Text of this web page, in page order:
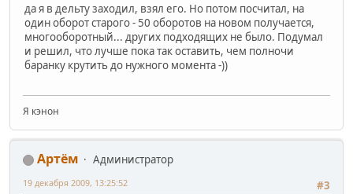
да я в дельту заходил, взял его. Но потом посчитал, на
один оборот старого - 50 оборотов на новом получается,
многооборотный... других подходящих не было. Подумал
и решил, что лучше пока так оставить, чем полночи
баранку крутить до нужного момента -))
Я кэнон
Артём
Администратор
#3
19 декабря 2009, 13:25:52